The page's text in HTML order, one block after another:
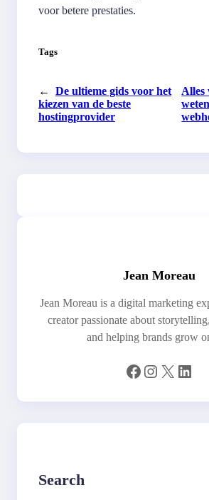
voor betere prestaties.
Tags
←
De ultieme gids voor het
kiezen van de beste
hostingprovider
Alles
Jean Moreau
Jean Moreau is a digital marketing
creator passionate about
and helping brands grow
Facebook Instagram X LinkedIn
Search